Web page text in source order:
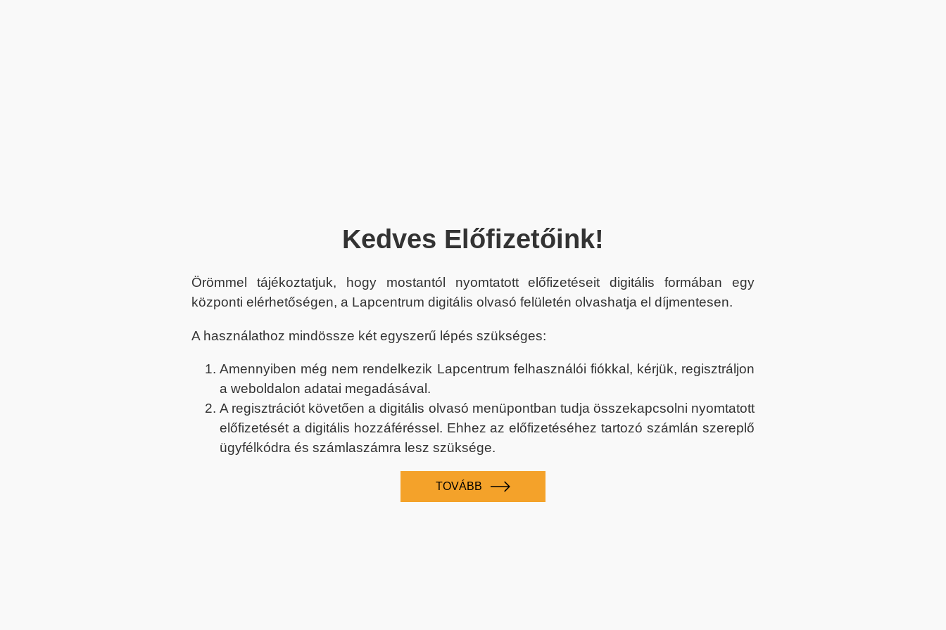
Kedves Előfizetőink!
Örömmel tájékoztatjuk, hogy mostantól nyomtatott előfizetéseit digitális formában egy
központi elérhetőségen, a Lapcentrum digitális olvasó felületén olvashatja el díjmentesen.
A használathoz mindössze két egyszerű lépés szükséges:
Amennyiben még nem rendelkezik Lapcentrum felhasználói fiókkal, kérjük, regisztráljon
a weboldalon adatai megadásával.
A regisztrációt követően a digitális olvasó menüpontban tudja összekapcsolni nyomtatott
előfizetését a digitális hozzáféréssel. Ehhez az előfizetéséhez tartozó számlán szereplő
ügyfélkódra és számlaszámra lesz szüksége.
TOVÁBB